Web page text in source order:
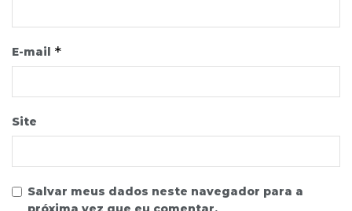
E-mail *
Site
Salvar meus dados neste navegador para a